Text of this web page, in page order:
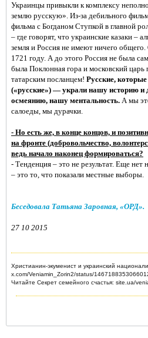
Украинцы привыкли к комплексу
землю русскую». Из-за дебильного
фильма с Богданом Ступкой в главной
– где говорят, что украинские казаки –
земля и Россия не имеют ничего
1721 году. А до этого Россия не была
была Поклонная гора и московский
татарским посланцем! Русские,
(«русские») — украли нашу историю и
осмеянию, нашу ментальность. А мы
салоеды, мы дурачки.
- Но есть же, в конце концов, и
на фронте (добровольчество,
ведь начало наконец формироваться?
- Тенденция – это не результат. Еще нет
– это то, что показали местные выборы.
Беседовала Татьяна Заровная, «ОРД».
27 10 2015
Христианин-экуменист и украинский
x.com/Veniamin_Zorin2/status/
Читайте Секрет семейного счастья: site.ua/